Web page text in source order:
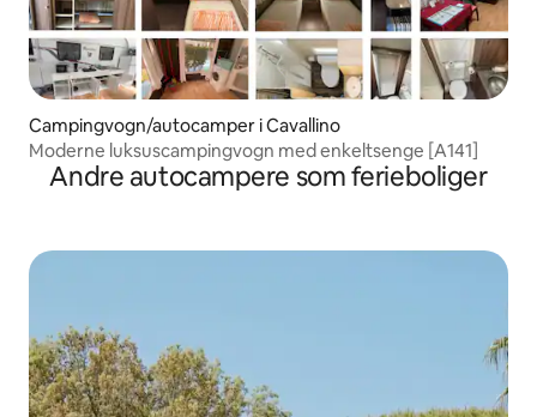
Campingvogn/autocamper i Cavallino
Moderne luksuscampingvogn med enkeltsenge [A141]
Andre autocampere som ferieboliger